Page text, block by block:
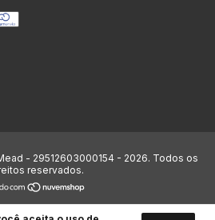
- 29512603000154 - 2026. Todos os
reservados.